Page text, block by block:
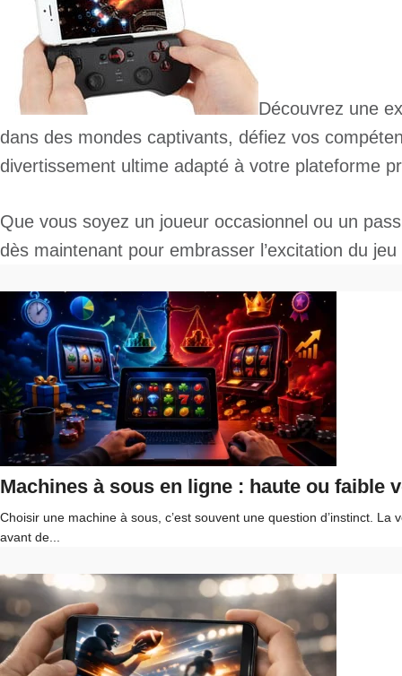
Découvrez une
dans des mondes captivants, défiez vos
divertissement ultime adapté à votre plateforme
Que vous soyez un joueur occasionnel ou un
dès maintenant pour embrasser l’excitation du
Machines à sous en ligne : haute ou faible
Choisir une machine à sous, c’est souvent une question d’instinct.
avant de...